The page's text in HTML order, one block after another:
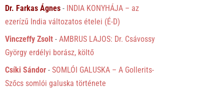
Dr. Farkas Ágnes - INDIA KONYHÁJA – az
ezerízű India változatos ételei (É-D)
Vinczeffy Zsolt -AMBRUS LAJOS: Dr. Csávossy
György erdélyi borász, költő
Csíki Sándor -SOMLÓI GALUSKA – A Gollerits-
Szőcs somlói galuska története